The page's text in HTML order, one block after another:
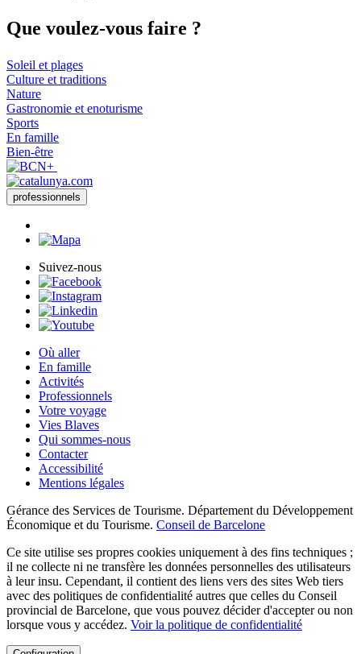
Que voulez-vous faire ?
Soleil et plages
Culture et traditions
Nature
Gastronomie et enoturisme
Sports
En famille
Bien-être
professionnels
Suivez-nous
Où aller
En famille
Activités
Professionnels
Votre voyage
Vies Blaves
Qui sommes-nous
Contacter
Accessibilité
Mentions légales
Gérance des Services de Tourisme. Département du Développement
Économique et du Tourisme. Conseil de Barcelone
Ce site utilise ses propres cookies uniquement à des fins techniques ;
il ne collecte ni ne transfère les données personnelles des utilisateurs
à leur insu. Cependant, il contient des liens vers des sites Web tiers
avec des politiques de confidentialité autres que celles du Conseil
provincial de Barcelone, que vous pouvez décider d'accepter ou non
lorsque vous y accédez. Voir la politique de confidentialité